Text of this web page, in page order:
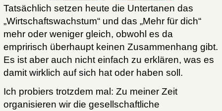
Tatsächlich setzen heute die Untertanen das
„Wirtschaftswachstum“ und das „Mehr für dich“
mehr oder weniger gleich, obwohl es da
empririsch überhaupt keinen Zusammenhang gibt.
Es ist aber auch nicht einfach zu erklären, was es
damit wirklich auf sich hat oder haben soll.
Ich probiers trotzdem mal: Zu meiner Zeit
organisieren wir die gesellschaftliche